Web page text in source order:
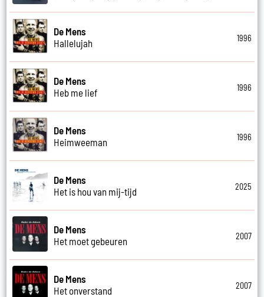
De Mens
Hallelujah
1996
De Mens
Heb me lief
1996
De Mens
Heimweeman
1996
De Mens
Het is hou van mij-tijd
2025
De Mens
Het moet gebeuren
2007
De Mens
Het onverstand
2007